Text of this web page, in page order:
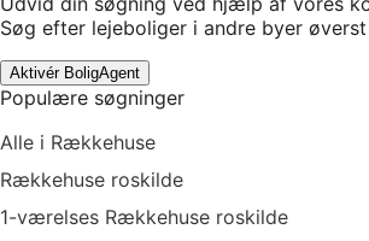
Søg efter lejeboliger i andre byer
Aktivér BoligAgent
Populære søgninger
Alle i Rækkehuse
Rækkehuse roskilde
1-værelses Rækkehuse roskilde